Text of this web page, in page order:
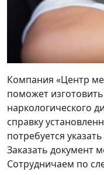
Компания «Центр
поможет
наркологического
справку
потребуется
Заказать документ
Сотрудничаем по